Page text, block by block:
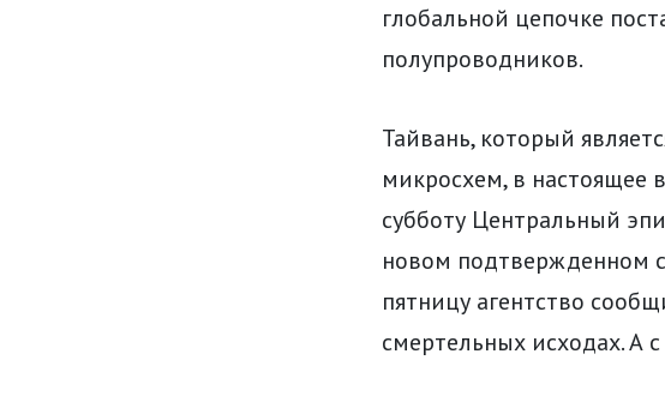
глобальной цепочке
полупроводников.
Тайвань, который
микросхем, в настоящее
субботу Центральный
новом подтвержденном
пятницу агентство
смертельных исходах. А